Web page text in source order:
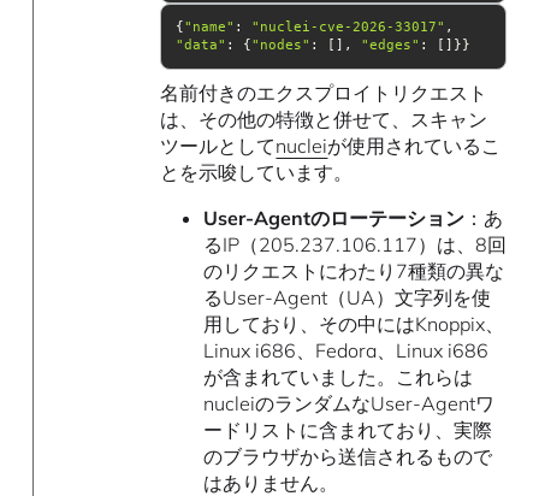
{"name" : "nuclei-cve-2026-33017"
"data" : {"nodes" : [], "edges" : []}}
名前付きのエクスプロイトリクエスト
は、その他の特徴と併せて、スキャン
ツールとしてnucleiが使用されているこ
とを示唆しています。
User-Agentのローテーション：あ
るIP（205.237.106.117）は、8回
のリクエストにわたり7種類の異な
るUser-Agent（UA）文字列を使
用しており、その中にはKnoppix、
Linux i686、Fedora、Linux i686
が含まれていました。これらは
nucleiのランダムなUser-Agentワ
ードリストに含まれており、実際
のブラウザから送信されるもので
はありません。